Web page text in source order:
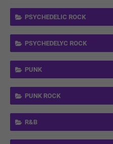
PSYCHEDELIC ROCK
PSYCHEDELYC ROCK
PUNK
PUNK ROCK
R&B